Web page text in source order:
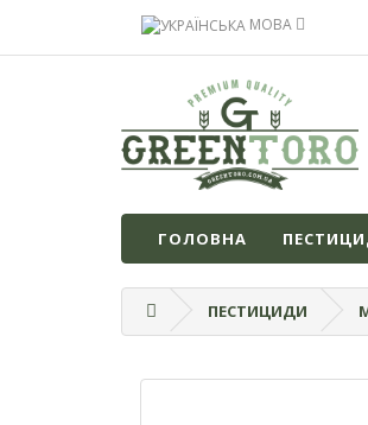
МОВА
ГОЛОВНА
ПЕСТИЦИДИ